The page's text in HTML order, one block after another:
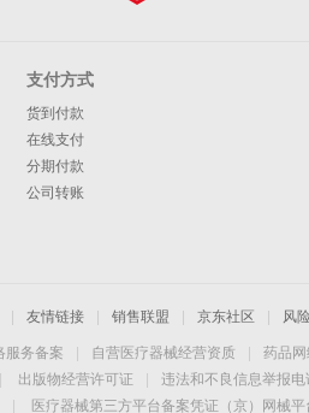
支付方式
货到付款
在线支付
分期付款
公司转账
友情链接 销售联盟 京东社区 风
服务备案 自营医疗器械经营资质 药品
出版物经营许可证
违法和不良信息举报
医疗器械第三方平台备案凭证（京）网械